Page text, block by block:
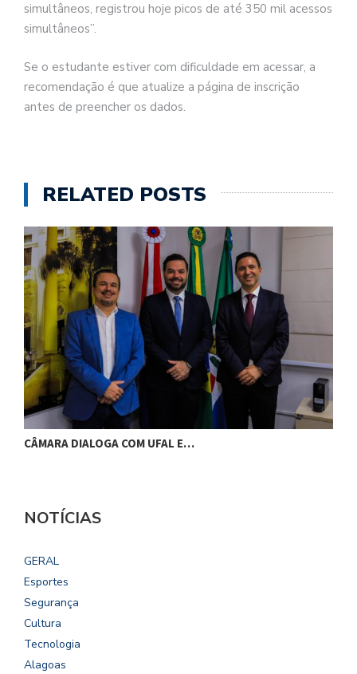
simultâneos, registrou hoje picos de até 350 mil acessos
simultâneos”.
Se o estudante estiver com dificuldade em acessar, a
recomendação é que atualize a página de inscrição
antes de preencher os dados.
RELATED POSTS
CÂMARA DIALOGA COM UFAL E…
NOTÍCIAS
GERAL
Esportes
Segurança
Cultura
Tecnologia
Alagoas